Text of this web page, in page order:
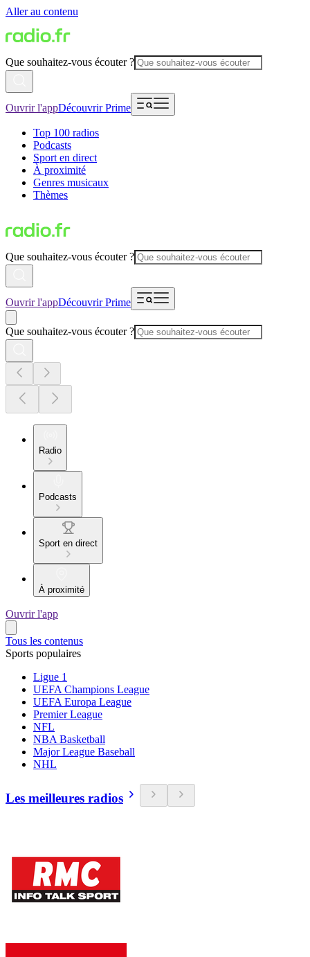
Aller au contenu
Que souhaitez-vous écouter ?
Ouvrir l'appDécouvrir Prime
Top 100 radios
Podcasts
Sport en direct
À proximité
Genres musicaux
Thèmes
Que souhaitez-vous écouter ?
Ouvrir l'appDécouvrir Prime
Que souhaitez-vous écouter ?
Radio
Podcasts
Sport en direct
À proximité
Ouvrir l'app
Tous les contenus
Sports populaires
Ligue 1
UEFA Champions League
UEFA Europa League
Premier League
NFL
NBA Basketball
Major League Baseball
NHL
Les meilleures radios